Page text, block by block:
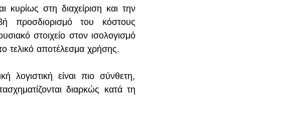
κυρίως στη διαχείριση και την
προσδιορισμό του κόστους
στοιχείο στον ισολογισμό
τελικό αποτέλεσμα χρήσης.
λογιστική είναι πιο σύνθετη,
διαρκώς κατά τη